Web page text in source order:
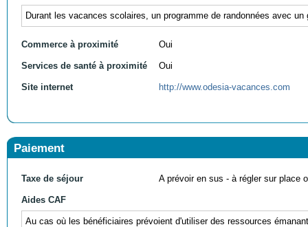
Durant les vacances scolaires, un programme de randonnées avec
Commerce à proximité Oui
Services de santé à proximité Oui
Site internet http://www.odesia-vacances.com
Paiement
Taxe de séjour A prévoir en sus - à régler sur place
Aides CAF
Au cas où les bénéficiaires prévoient d'utiliser des ressources